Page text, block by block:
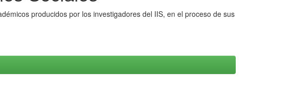
producidos por los investigadores del IIS, en el proceso de sus